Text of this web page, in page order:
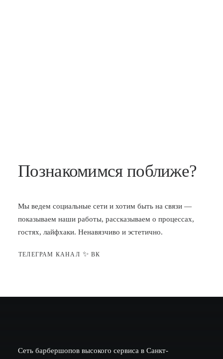
Познакомимся поближе?
Мы ведем социальные сети и хотим быть на связи —
показываем наши работы, рассказываем о процессах,
гостях, лайфхаки. Ненавязчиво и эстетично.
ТЕЛЕГРАМ КАНАЛ ✨ ВК
Сеть барбершопов высокого сервиса в Санкт-